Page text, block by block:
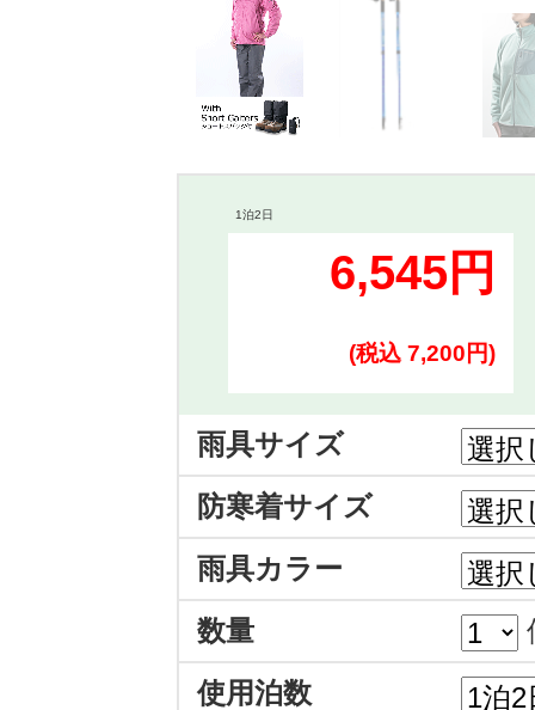
1泊2日
6,545円
(税込 7,200円)
雨具サイズ
防寒着サイズ
雨具カラー
数量
使用泊数